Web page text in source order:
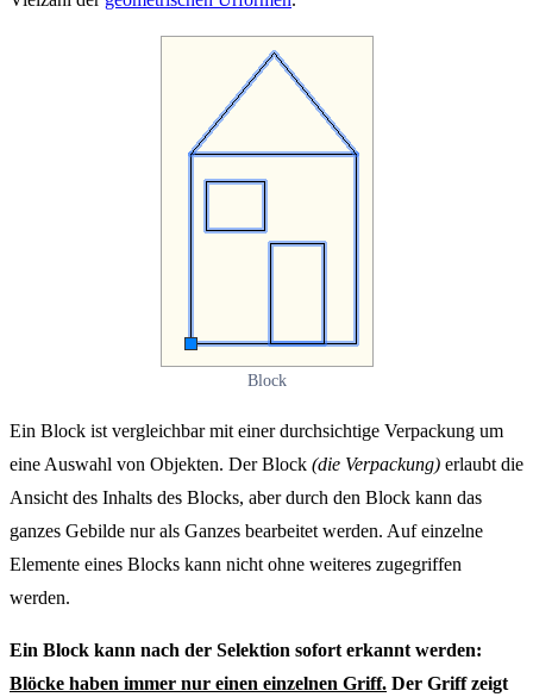
Block
Ein Block ist vergleichbar mit einer durchsichtige Verpackung um
eine Auswahl von Objekten. Der Block (die Verpackung) erlaubt die
Ansicht des Inhalts des Blocks, aber durch den Block kann das
ganzes Gebilde nur als Ganzes bearbeitet werden. Auf einzelne
Elemente eines Blocks kann nicht ohne weiteres zugegriffen
werden.
Ein Block kann nach der Selektion sofort erkannt werden:
Blöcke haben immer nur einen einzelnen Griff. Der Griff zeigt